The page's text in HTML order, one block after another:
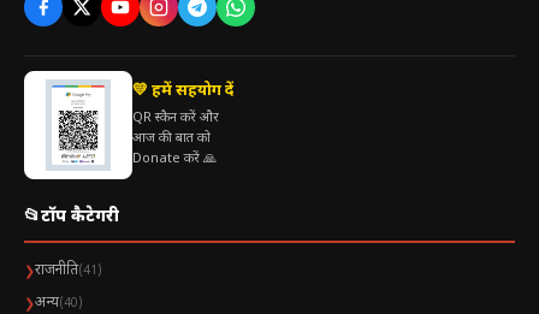
💛 हमें सहयोग दें
QR स्कैन करें और
आज की बात को
Donate करें 🙏
📂टॉप कैटेगरी
❯राजनीति(41)
❯अन्य(40)